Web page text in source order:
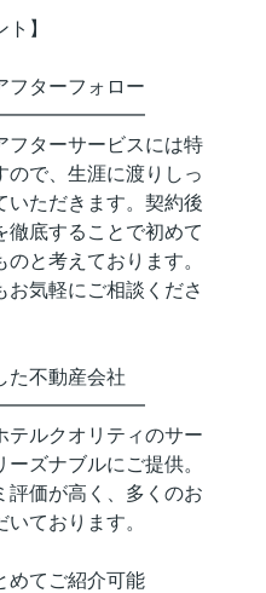
】
ターフォロー
フターサービスには特
ので、生涯に渡りしっ
いただきます。契約後
徹底することで初めて
と考えております。
お気軽にご相談くださ
不動産会社
テルクオリティのサー
ズナブルにご提供。
評価が高く、多くのお
ております。
てご紹介可能